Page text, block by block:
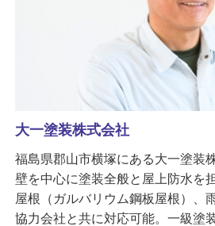
大一塗装株式会社
福島県郡山市横塚にある大一塗装
壁を中心に塗装全般と屋上防水を
屋根（ガルバリウム鋼板屋根）、
協力会社と共に対応可能。一級塗